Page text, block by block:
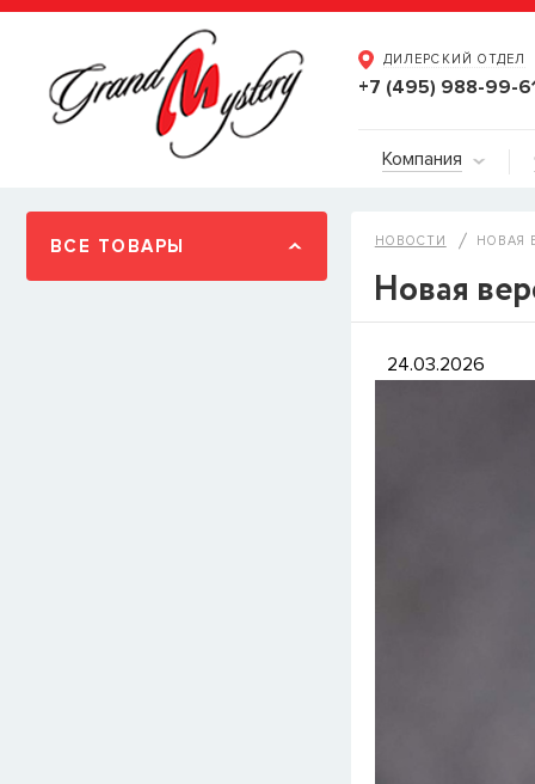
ДИЛЕРСКИЙ ОТДЕЛ
+7 (495) 988-99-
Компания
ВСЕ ТОВАРЫ НОВОСТИ НОВАЯ
Новая
24.03.2026